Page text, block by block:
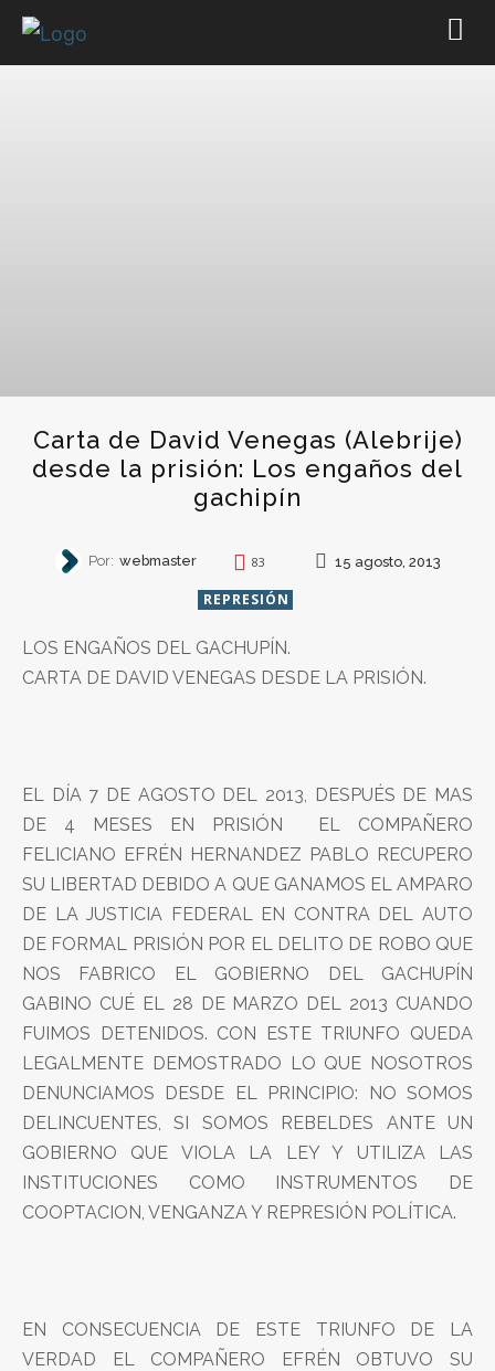
Carta de David Venegas (Alebrije)
desde la prisión: Los engaños del
gachipín
Por: webmaster 83 15 agosto, 2013
REPRESIÓN
LOS ENGAÑOS DEL GACHUPÍN.
CARTA DE DAVID VENEGAS DESDE LA PRISIÓN.
EL DÍA 7 DE AGOSTO DEL 2013, DESPUÉS DE MAS
DE 4 MESES EN PRISIÓN EL COMPAÑERO
FELICIANO EFRÉN HERNANDEZ PABLO RECUPERO
SU LIBERTAD DEBIDO A QUE GANAMOS EL AMPARO
DE LA JUSTICIA FEDERAL EN CONTRA DEL AUTO
DE FORMAL PRISIÓN POR EL DELITO DE ROBO QUE
NOS FABRICO EL GOBIERNO DEL GACHUPÍN
GABINO CUÉ EL 28 DE MARZO DEL 2013 CUANDO
FUIMOS DETENIDOS. CON ESTE TRIUNFO QUEDA
LEGALMENTE DEMOSTRADO LO QUE NOSOTROS
DENUNCIAMOS DESDE EL PRINCIPIO: NO SOMOS
DELINCUENTES, SI SOMOS REBELDES ANTE UN
GOBIERNO QUE VIOLA LA LEY Y UTILIZA LAS
INSTITUCIONES COMO INSTRUMENTOS DE
COOPTACION, VENGANZA Y REPRESIÓN POLÍTICA.
EN CONSECUENCIA DE ESTE TRIUNFO DE LA
VERDAD EL COMPAÑERO EFRÉN OBTUVO SU